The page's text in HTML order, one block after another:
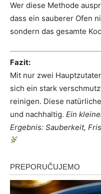
Wer diese Methode
dass ein sauberer Ofen
sondern das gesamte
Fazit:
Mit nur zwei
sich ein stark
reinigen. Diese
und nachhaltig. Ein
Ergebnis: Sauberkeit,